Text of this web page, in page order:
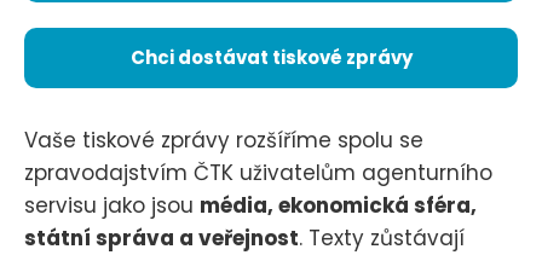
Chci dostávat tiskové zprávy
Vaše tiskové zprávy rozšíříme spolu se
zpravodajstvím ČTK uživatelům agenturního
servisu jako jsou média, ekonomická sféra,
státní správa a veřejnost. Texty zůstávají